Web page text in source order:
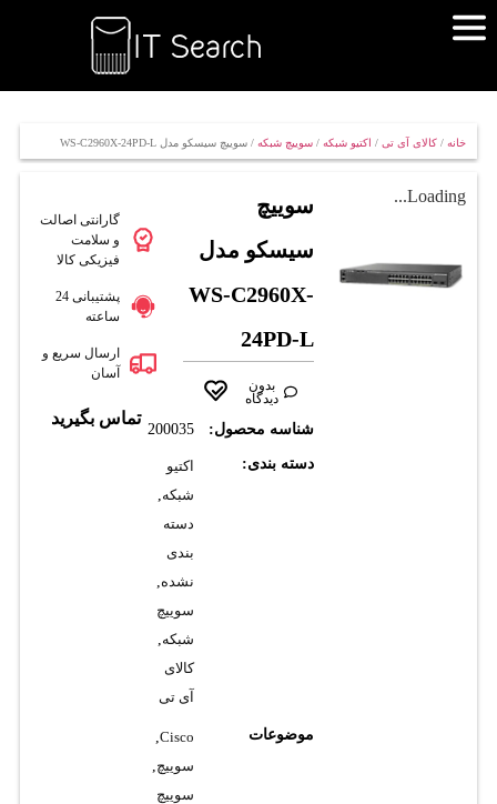
خانه/ کالای آی تی/ اکتیو شبکه/ سوییچ شبکه/ سوييچ سيسکو مدل WS-C2960X-24PD-L
Loading...
سوييچ
سيسکو مدل
WS-C2960X-
24PD-L
بدون
دیدگاه
شناسه محصول: 200035
دسته بندی:
اکتیو
شبکه,
دسته
بندی
نشده,
سوییچ
شبکه,
کالای
آی تی
موضوعات Cisco
,
سوییچ,
سوییچ
گارانتی اصالت
و سلامت
فیزیکی کالا
پشتیبانی 24
ساعته
ارسال سریع و
آسان
تماس بگیرید